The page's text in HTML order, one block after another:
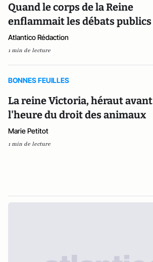
Quand le corps de la Reine
enflammait les débats publics
Atlantico Rédaction
1 min de lecture
BONNES FEUILLES
La reine Victoria, héraut avant
l'heure du droit des animaux
Marie Petitot
1 min de lecture